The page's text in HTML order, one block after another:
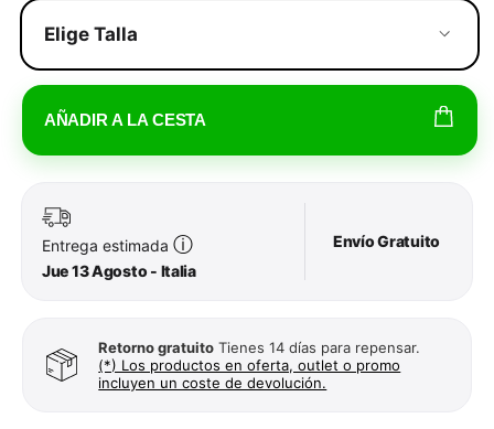
Elige Talla
AÑADIR A LA CESTA
Entrega estimada ⓘ
Jue 13 Agosto - Italia
Envío Gratuito
Retorno gratuito Tienes 14 días para repensar.
(*) Los productos en oferta, outlet o promo
incluyen un coste de devolución.